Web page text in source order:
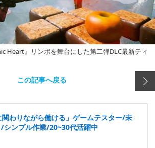
Heart』リンボを舞台にした第二弾DLC最新ティ
この記事へ戻る
関わりながら働ける」ゲームテスター/未
シンプル作業/20~30代活躍中